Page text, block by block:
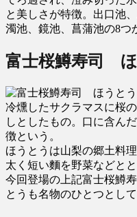
と美しさが特徴。出口池
濁池、鏡池、菖蒲池の8つ
富士桜鱒寿司 ほ
冷燻したサクラマスに桜
しとしたもの。口に含ん
徴という。
ほうとうは山梨の郷土料
太く短い麵を野菜などと
今回登場の上記富士桜鱒
とうも名物のひとつとし